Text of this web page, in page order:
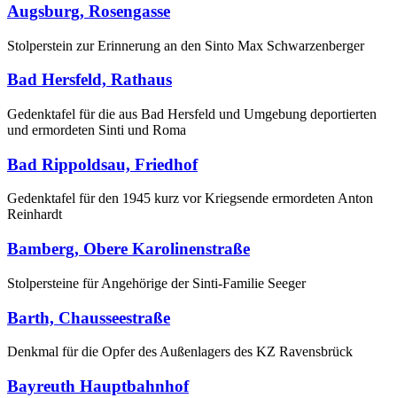
Augsburg, Rosengasse
Stolperstein zur Erinnerung an den Sinto Max Schwarzenberger
Bad Hersfeld, Rathaus
Gedenktafel für die aus Bad Hersfeld und Umgebung deportierten
und ermordeten Sinti und Roma
Bad Rippoldsau, Friedhof
Gedenktafel für den 1945 kurz vor Kriegsende ermordeten Anton
Reinhardt
Bamberg, Obere Karolinenstraße
Stolpersteine für Angehörige der Sinti-Familie Seeger
Barth, Chausseestraße
Denkmal für die Opfer des Außenlagers des KZ Ravensbrück
Bayreuth Hauptbahnhof